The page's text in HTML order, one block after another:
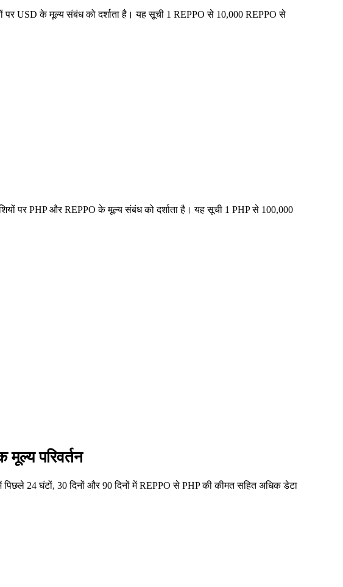
पर USD के मूल्य संबंध को दर्शाता है। यह सूची 1 REPPO से 10,000 REPPO से
पर PHP और REPPO के मूल्य संबंध को दर्शाता है। यह सूची 1 PHP से 100,000
परिवर्तन
24 घंटों, 30 दिनों और 90 दिनों में REPPO से PHP की कीमत सहित अधिक डेटा